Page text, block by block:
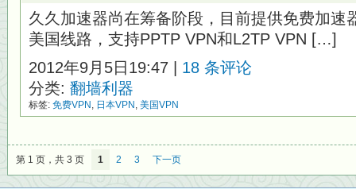
久久加速器尚在筹备阶段，目前提供免费加速
美国线路，支持PPTP VPN和L2TP VPN […]
2012年9月5日19:47 | 18 条评论
分类: 翻墙利器
标签: 免费VPN , 日本VPN , 美国VPN
第 1 页，共 3 页 1 2 3 下一页